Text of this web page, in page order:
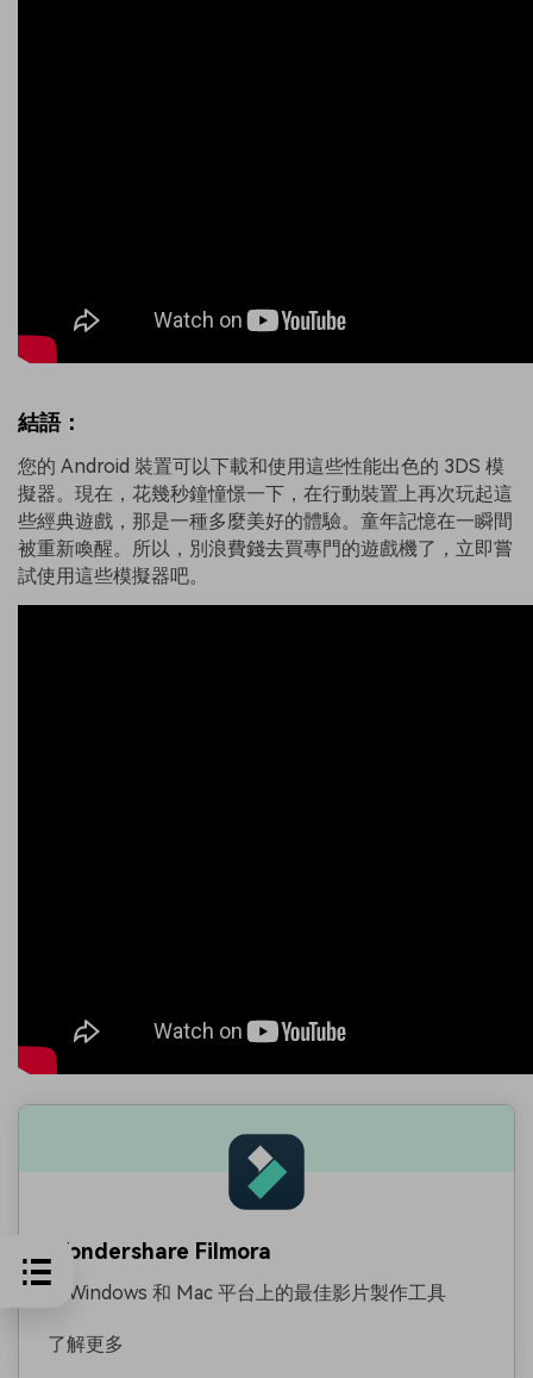
結語：
您的 Android 裝置可以下載和使用這些性能出色的 3DS 模
擬器。現在，花幾秒鐘憧憬一下，在行動裝置上再次玩起這
些經典遊戲，那是一種多麼美好的體驗。童年記憶在一瞬間
被重新喚醒。所以，別浪費錢去買專門的遊戲機了，立即嘗
試使用這些模擬器吧。
Wondershare Filmora
Windows 和 Mac 平台上的最佳影片製作工具
了解更多